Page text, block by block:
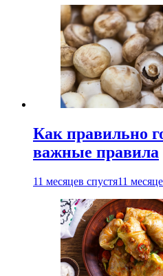
Как правильно
важные правила
11 месяцев спустя11